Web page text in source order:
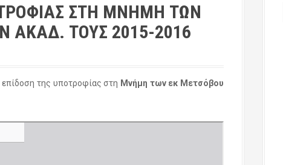
ΣΤΗ ΜΝΗΜΗ ΤΩΝ
ΑΚΑΔ. ΤΟΥΣ 2015-2016
της υποτροφίας στη Μνήμη των εκ Μετσόβου